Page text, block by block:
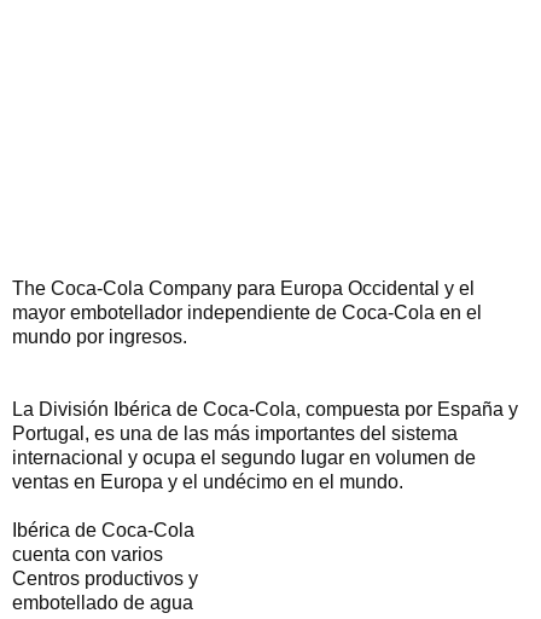
The Coca-Cola Company para Europa Occidental y el
mayor embotellador independiente de Coca-Cola en el
mundo por ingresos.
La División Ibérica de Coca-Cola, compuesta por España y
Portugal, es una de las más importantes del sistema
internacional y ocupa el segundo lugar en volumen de
ventas en Europa y el undécimo en el mundo.
Ibérica de Coca-Cola
cuenta con varios
Centros productivos y
embotellado de agua